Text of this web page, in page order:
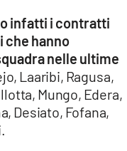
infatti i contratti
che hanno
nelle ultime
Laaribi, Ragusa,
Mungo, Edera,
Desiato, Fofana,